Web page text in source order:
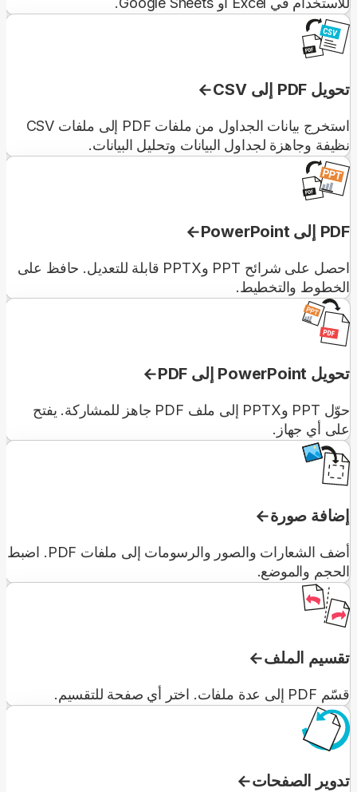
تحويل PDF إلى CSV
استخرج بيانات الجداول من ملفات PDF إلى ملفات CSV
نظيفة وجاهزة لجداول البيانات وتحليل البيانات.
PDF إلى PowerPoint
احصل على شرائح PPT وPPTX قابلة للتعديل. حافظ على
الخطوط والتخطيط.
تحويل PowerPoint إلى PDF
حوّل PPT وPPTX إلى ملف PDF جاهز للمشاركة. يفتح
على أي جهاز.
إضافة صورة
أضف الشعارات والصور والرسومات إلى ملفات PDF. اضبط
الحجم والموضع.
تقسيم الملف
قسّم PDF إلى عدة ملفات. اختر أي صفحة للتقسيم.
تدوير الصفحات